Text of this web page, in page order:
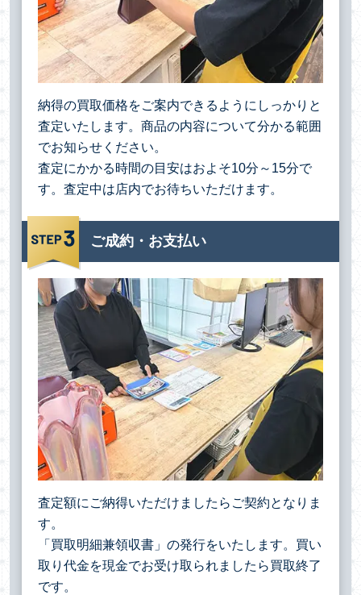
納得の買取価格をご案内できるようにしっかりと
査定いたします。商品の内容について分かる範囲
でお知らせください。
査定にかかる時間の目安はおよそ10分～15分で
す。査定中は店内でお待ちいただけます。
ご成約・お支払い
査定額にご納得いただけましたらご契約となりま
す。
「買取明細兼領収書」の発行をいたします。買い
取り代金を現金でお受け取られましたら買取終了
です。